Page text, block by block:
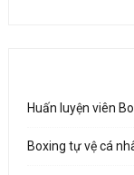
Huấn luyện viên
Boxing tự vệ cá